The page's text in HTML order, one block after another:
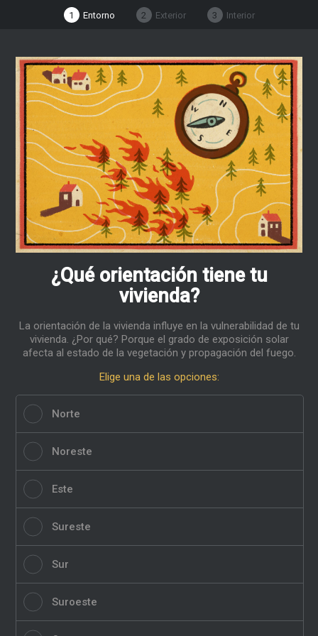
1 Entorno 2 Exterior 3 Interior
¿Qué orientación tiene tu
vivienda?
La orientación de la vivienda influye en la vulnerabilidad de tu
vivienda. ¿Por qué? Porque el grado de exposición solar
afecta al estado de la vegetación y propagación del fuego.
Elige una de las opciones:
Norte
Noreste
Este
Sureste
Sur
Suroeste